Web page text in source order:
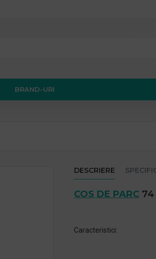
BRAND-URI
DESCRIERE
COS DE PARC 74
Caracteristici: